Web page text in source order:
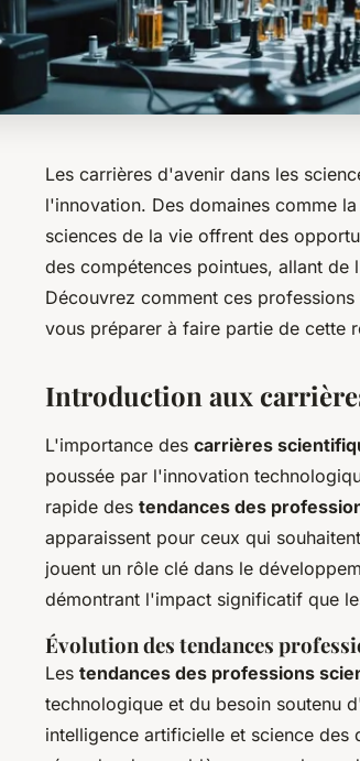
Les carrières d'avenir dans les
l'innovation. Des domaines comme
sciences de la vie offrent des
des compétences pointues, allant
Découvrez comment ces
vous préparer à faire partie de cette
Introduction aux
L'importance des carrières
poussée par l'innovation
rapide des tendances des
apparaissent pour ceux qui
jouent un rôle clé dans le
démontrant l'impact significatif que
Évolution des tendances
Les tendances des professions
technologique et du besoin soutenu
intelligence artificielle et science des